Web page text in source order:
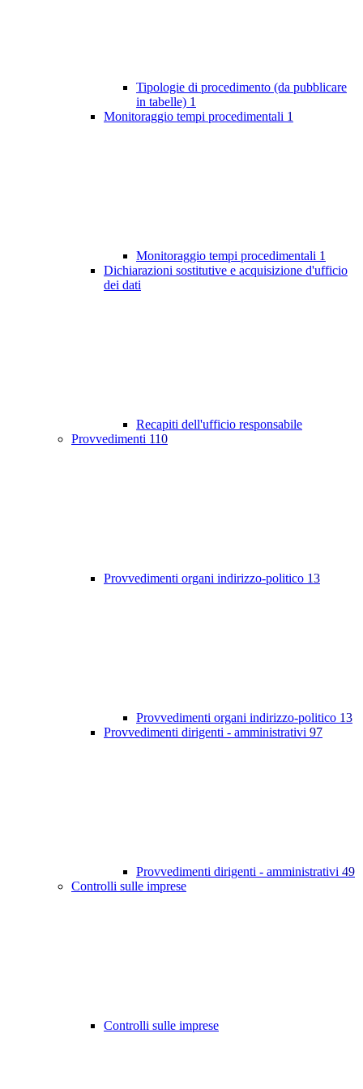
Tipologie di procedimento (da pubblicare
in tabelle) 1
Monitoraggio tempi procedimentali 1
Monitoraggio tempi procedimentali 1
Dichiarazioni sostitutive e acquisizione d'ufficio
dei dati
Recapiti dell'ufficio responsabile
Provvedimenti 110
Provvedimenti organi indirizzo-politico 13
Provvedimenti organi indirizzo-politico 13
Provvedimenti dirigenti - amministrativi 97
Provvedimenti dirigenti - amministrativi 49
Controlli sulle imprese
Controlli sulle imprese